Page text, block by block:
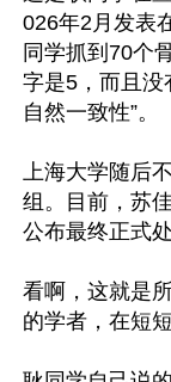
026年2月发表
同学抓到70个
字是5，而且没
自然一致性”。
上海大学随后
组。目前，苏
公布最终正式
看啊，这就是
的学者，在短